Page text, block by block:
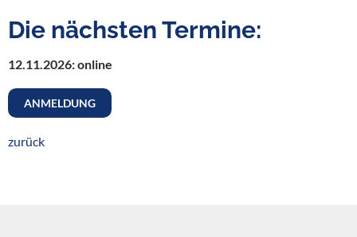
Die nächsten Termine:
12.11.2026: online
ANMELDUNG
zurück